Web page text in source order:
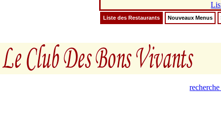
Liste des Restaurants Nouveaux Menus